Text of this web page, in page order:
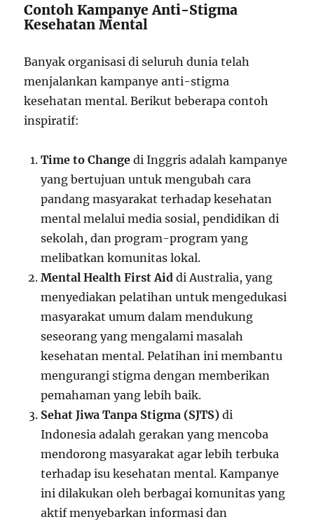
Contoh Kampanye Anti-Stigma
Kesehatan Mental
Banyak organisasi di seluruh dunia telah
menjalankan kampanye anti-stigma
kesehatan mental. Berikut beberapa contoh
inspiratif:
Time to Change di Inggris adalah kampanye
yang bertujuan untuk mengubah cara
pandang masyarakat terhadap kesehatan
mental melalui media sosial, pendidikan di
sekolah, dan program-program yang
melibatkan komunitas lokal.
Mental Health First Aid di Australia, yang
menyediakan pelatihan untuk mengedukasi
masyarakat umum dalam mendukung
seseorang yang mengalami masalah
kesehatan mental. Pelatihan ini membantu
mengurangi stigma dengan memberikan
pemahaman yang lebih baik.
Sehat Jiwa Tanpa Stigma (SJTS) di
Indonesia adalah gerakan yang mencoba
mendorong masyarakat agar lebih terbuka
terhadap isu kesehatan mental. Kampanye
ini dilakukan oleh berbagai komunitas yang
aktif menyebarkan informasi dan